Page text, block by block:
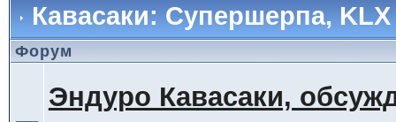
Кавасаки: Супершерпа,
Форум
Эндуро Кавасаки,